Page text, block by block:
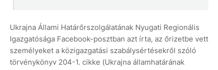
Ukrajna Állami Határőrszolgálatának Nyugati Regionális
Igazgatósága Facebook-posztban azt írta, az őrizetbe vett
személyeket a közigazgatási szabálysértésekről szóló
törvénykönyv 204-1. cikke (Ukrajna államhatárának